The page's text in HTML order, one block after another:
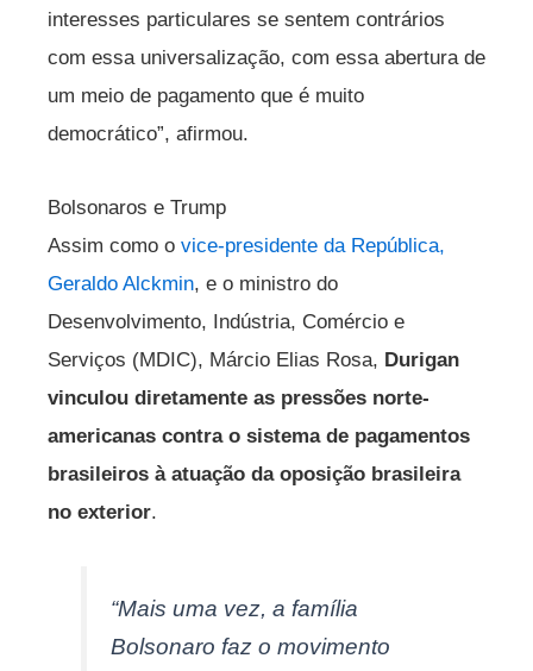
interesses particulares se sentem contrários
com essa universalização, com essa abertura de
um meio de pagamento que é muito
democrático”, afirmou.
Bolsonaros e Trump
Assim como o vice-presidente da República,
Geraldo Alckmin, e o ministro do
Desenvolvimento, Indústria, Comércio e
Serviços (MDIC), Márcio Elias Rosa, Durigan
vinculou diretamente as pressões norte-
americanas contra o sistema de pagamentos
brasileiros à atuação da oposição brasileira
no exterior.
“Mais uma vez, a família
Bolsonaro faz o movimento